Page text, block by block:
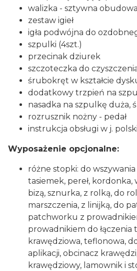
walizka - sztywna
zestaw igieł
igła podwójna do
szpulki (4szt.)
przecinak dziurek
szczoteczka do
śrubokręt w kształcie
dodatkowy trzpień na
nasadka na szpulkę duża,
rozrusznik nożny - pedał
instrukcja obsługi w j.
Wyposażenie opcjonalne:
różne stopki: do
tasiemek, pereł,
bizą, sznurka, z rolką, do
marszczenia, z linijką, do
patchworku z
prowadnikiem do
krawędziowa, teflonowa,
aplikacji, obcinacz
krawędziowy, lamownik i